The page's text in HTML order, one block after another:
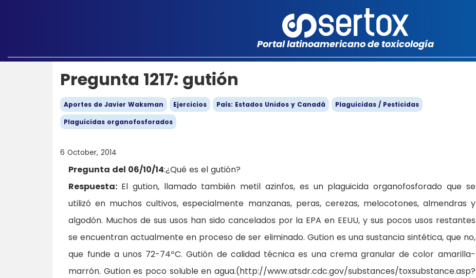
Portal latinoamericano de toxicología
Pregunta 1217: gutión
Aportes de Javier Waksman Ejercicios País: Estados Unidos y Canadá
Plaguicidas / Pesticidas
Plaguicidas organofosforados
6 October, 2014
Pregunta del 06/10/14:¿Qué es el gutión?
Respuesta: El gution, llamado también metil azinfos, es un plaguicida organofosforado que se
utilizó en muchos cultivos, especialmente manzanas, peras, cerezas, melocotones, almendras y
algodón. Muchos de sus usos han sido cancelados por la EPA en EEUU, y sus pocos usos restantes
se encuentran actualmente en proceso de ser eliminado. Gution es una sustancia sintética, que no,
que funde a unos 72-74ºC. Gutión de calidad técnica es una crema granular de color amarilla-
marrón. Gution es poco soluble en agua.(http://www.atsdr.cdc.gov/substances/toxsubstance.asp?